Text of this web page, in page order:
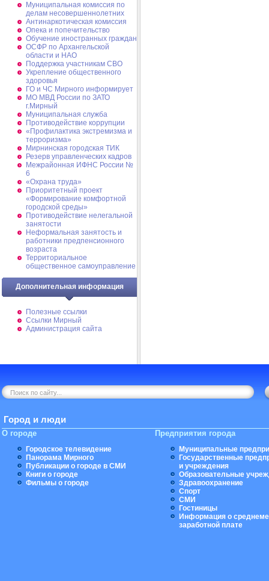
Муниципальная комиссия по
делам несовершеннолетних
Антинаркотическая комиссия
Опека и попечительство
Обучение иностранных граждан
ОСФР по Архангельской
области и НАО
Поддержка участникам СВО
Укрепление общественного
здоровья
ГО и ЧС Мирного информирует
МО МВД России по ЗАТО
г.Мирный
Муниципальная cлужба
Противодействие коррупции
«Профилактика экстремизма и
терроризма»
Мирнинская городская ТИК
Резерв управленческих кадров
Межрайонная ИФНС России №
6
«Охрана труда»
Приоритетный проект
«Формирование комфортной
городской среды»
Противодействие нелегальной
занятости
Неформальная занятость и
работники предпенсионного
возраста
Территориальное
общественное самоуправление
Дополнительная информация
Полезные ссылки
Ссылки Мирный
Администрация сайта
Город и люди
О городе
Городское телевидение
Панорама Мирного
Публикации о городе в СМИ
Книги о городе
Фильмы о городе
Предприятия города
Муниципальные
Государственные
и учреждения
Образовательные
Здравоохранение
Спорт
СМИ
Гостиницы
Информация о
заработной плате